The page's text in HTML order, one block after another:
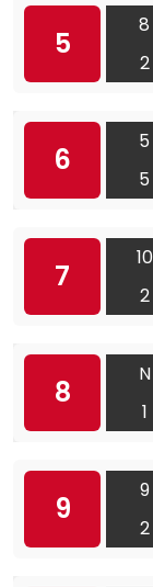
5
8
2
6
5
5
7
10
2
8
N
1
9
9
2